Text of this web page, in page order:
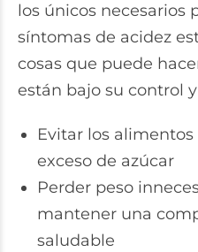
los únicos necesarios
síntomas de acidez
cosas que puede
están bajo su control
Evitar los alimentos
exceso de azúcar
Perder peso
mantener una
saludable